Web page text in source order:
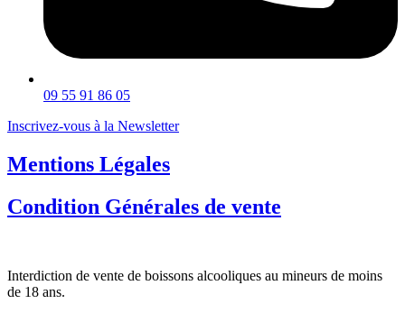
09 55 91 86 05
Inscrivez-vous à la Newsletter
Mentions Légales
Condition Générales de vente
Interdiction de vente de boissons alcooliques au mineurs de moins
de 18 ans.